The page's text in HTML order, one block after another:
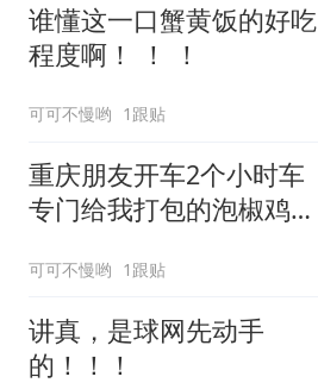
谁懂这一口蟹黄饭的好吃
程度啊！ ！ ！
可可不慢哟 1跟贴
重庆朋友开车2个小时车
专门给我打包的泡椒鸡，
可可不慢哟 1跟贴
讲真，是球网先动手
的！！！